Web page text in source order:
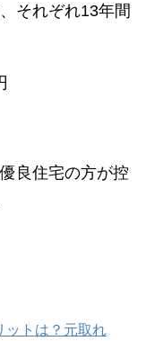
それぞれ13年間
良住宅の方が控
ットは？元取れ